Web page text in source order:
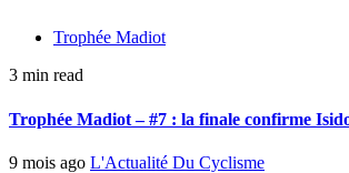
Trophée Madiot
3 min read
Trophée Madiot – #7 : la finale confirme
9 mois ago L'Actualité Du Cyclisme